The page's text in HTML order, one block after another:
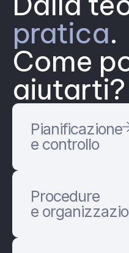
pratica.
Come
aiutarti?
Pianificazione
e controllo
Procedure
e